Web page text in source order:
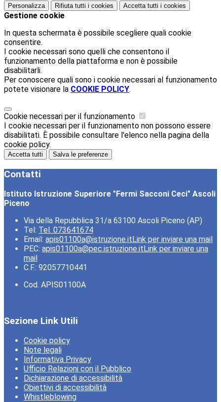
Personalizza Rifiuta tutti i cookies Accetta tutti i cookies
Gestione cookie
In questa schermata è possibile scegliere quali cookie
consentire.
I cookie necessari sono quelli che consentono il
funzionamento della piattaforma e non è possibile
disabilitarli.
Per conoscere quali sono i cookie necessari al funzionamento
potete visionare la COOKIE POLICY.
Cookie necessari per il funzionamento
I cookie necessari per il funzionamento non possono essere
disabilitati. È possibile consultare l'elenco nella pagina della
cookie policy.
Accetta tutti Salva le preferenze
Contatti
Istituto Istruzione Superiore "Fermi Sacconi Ceci" Ascoli
Piceno
Via della Repubblica 31/a 63100 Ascoli Piceno (AP)
Tel: Tel. 073641674
Email: apis01100a@istruzione.itLink per inviare una mail
PEC: apis01100a@pec.istruzione.itLink per inviare una
mail
C.F.: 92057710441
Cod. APIS01100A
Sezione Link Utili
Cookie policy
Note legali
Informativa Privacy
Ufficio Relazioni con il Pubblico
Dichiarazione di accessibilità
Obiettivi di accessibilità
Whistleblowing